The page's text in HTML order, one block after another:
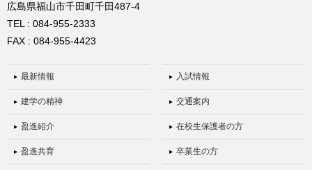
広島県福山市千田町千田487-4
TEL : 084-955-2333
FAX : 084-955-4423
最新情報
建学の精神
盈進紹介
盈進共育
入試情報
交通案内
在校生保護者の方
卒業生の方